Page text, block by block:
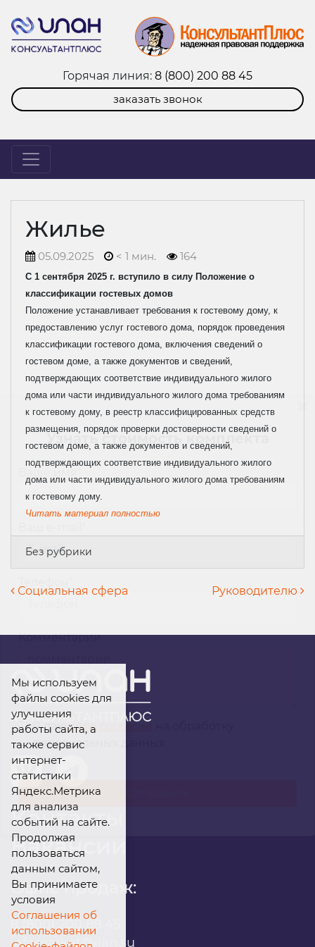
Горячая линия: 8 (800) 200 88 45
заказать звонок
Жилье
05.09.2025 < 1 мин. 164
С 1 сентября 2025 г. вступило в силу Положение о
классификации гостевых домов
Положение устанавливает требования к гостевому дому, к
предоставлению услуг гостевого дома, порядок проведения
классификации гостевого дома, включения сведений о
гостевом доме, а также документов и сведений,
подтверждающих соответствие индивидуального жилого
дома или части индивидуального жилого дома требованиям
к гостевому дому, в реестр классифицированных средств
размещения, порядок проверки достоверности сведений о
гостевом доме, а также документов и сведений,
подтверждающих соответствие индивидуального жилого
дома или части индивидуального жилого дома требованиям
к гостевому дому.
Читать материал полностью
Без рубрики
Навигация по записям
Социальная сфера Руководителю
Контакты
Вакансии
Офис продаж:
infomarket@ilan.su
Узнать стоимость комплекта
Ваше имя
Комментарий
Я даюсвое согласие
персональных данных
Мы используем
файлы cookies для
улучшения
работы сайта, а
также сервис
интернет-
статистики
Яндекс.Метрика
для анализа
событий на сайте.
Продолжая
пользоваться
данным сайтом,
Вы принимаете
условия
Соглашения об
использовании